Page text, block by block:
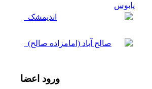
پابوس
اندیمشک
صالح آباد (امامزاده صالح)
ورود اعضا